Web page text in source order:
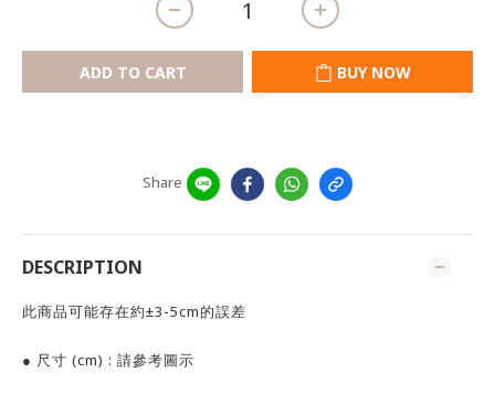
ADD TO CART BUY NOW
Share
DESCRIPTION
此商品可能存在約±3-5cm的誤差
● 尺寸 (cm) : 請參考圖示